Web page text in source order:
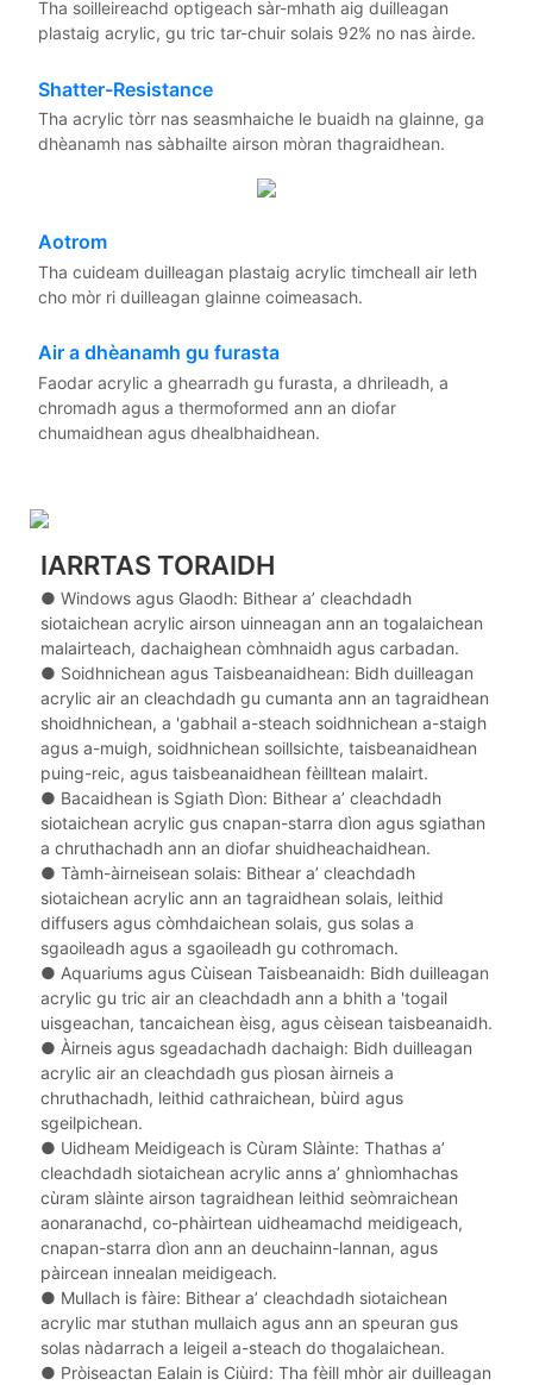
Tha soilleireachd optigeach sàr-mhath aig duilleagan
plastaig acrylic, gu tric tar-chuir solais 92% no nas àirde.
Shatter-Resistance
Tha acrylic tòrr nas seasmhaiche le buaidh na glainne, ga
dhèanamh nas sàbhailte airson mòran thagraidhean.
Aotrom
Tha cuideam duilleagan plastaig acrylic timcheall air leth
cho mòr ri duilleagan glainne coimeasach.
Air a dhèanamh gu furasta
Faodar acrylic a ghearradh gu furasta, a dhrileadh, a
chromadh agus a thermoformed ann an diofar
chumaidhean agus dhealbhaidhean.
IARRTAS TORAIDH
● Windows agus Glaodh: Bithear a’ cleachdadh
siotaichean acrylic airson uinneagan ann an togalaichean
malairteach, dachaighean còmhnaidh agus carbadan.
● Soidhnichean agus Taisbeanaidhean: Bidh duilleagan
acrylic air an cleachdadh gu cumanta ann an tagraidhean
shoidhnichean, a 'gabhail a-steach soidhnichean a-staigh
agus a-muigh, soidhnichean soillsichte, taisbeanaidhean
puing-reic, agus taisbeanaidhean fèilltean malairt.
● Bacaidhean is Sgiath Dìon: Bithear a’ cleachdadh
siotaichean acrylic gus cnapan-starra dìon agus sgiathan
a chruthachadh ann an diofar shuidheachaidhean.
● Tàmh-àirneisean solais: Bithear a’ cleachdadh
siotaichean acrylic ann an tagraidhean solais, leithid
diffusers agus còmhdaichean solais, gus solas a
sgaoileadh agus a sgaoileadh gu cothromach.
● Aquariums agus Cùisean Taisbeanaidh: Bidh duilleagan
acrylic gu tric air an cleachdadh ann a bhith a 'togail
uisgeachan, tancaichean èisg, agus cèisean taisbeanaidh.
● Àirneis agus sgeadachadh dachaigh: Bidh duilleagan
acrylic air an cleachdadh gus pìosan àirneis a
chruthachadh, leithid cathraichean, bùird agus
sgeilpichean.
● Uidheam Meidigeach is Cùram Slàinte: Thathas a’
cleachdadh siotaichean acrylic anns a’ ghnìomhachas
cùram slàinte airson tagraidhean leithid seòmraichean
aonaranachd, co-phàirtean uidheamachd meidigeach,
cnapan-starra dìon ann an deuchainn-lannan, agus
pàircean innealan meidigeach.
● Mullach is fàire: Bithear a’ cleachdadh siotaichean
acrylic mar stuthan mullaich agus ann an speuran gus
solas nàdarrach a leigeil a-steach do thogalaichean.
● Pròiseactan Ealain is Ciùird: Tha fèill mhòr air duilleagan